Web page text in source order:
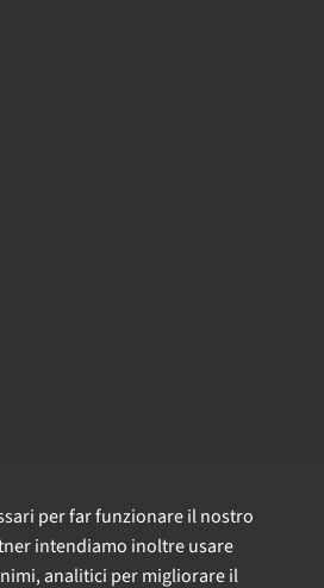
S.R.L. A SOCIO
per far funzionare il nostro
intendiamo inoltre usare
analitici per migliorare il